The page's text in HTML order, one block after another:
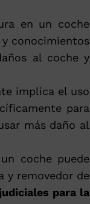
en un coche
conocimientos
al coche y
implica el uso
para
más daño al
coche puede
y removedor de
para la